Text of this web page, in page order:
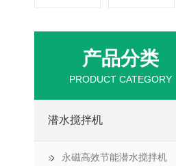
产品分类
PRODUCT CATEGORY
潜水搅拌机
永磁高效节能潜水搅拌机